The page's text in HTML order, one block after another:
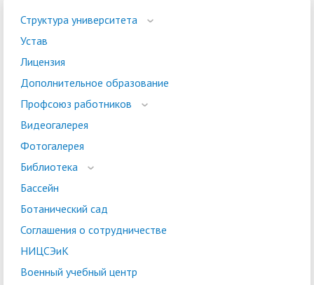
Структура университета
Устав
Лицензия
Дополнительное образование
Профсоюз работников
Видеогалерея
Фотогалерея
Библиотека
Бассейн
Ботанический сад
Соглашения о сотрудничестве
НИЦСЭиК
Военный учебный центр